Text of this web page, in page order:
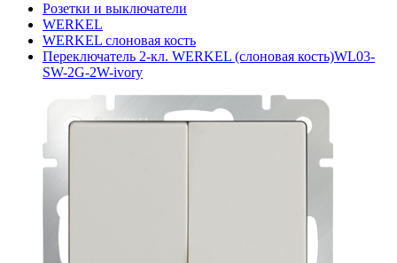
Розетки и выключатели
WERKEL
WERKEL слоновая кость
Переключатель 2-кл. WERKEL (слоновая кость)WL03-
SW-2G-2W-ivory